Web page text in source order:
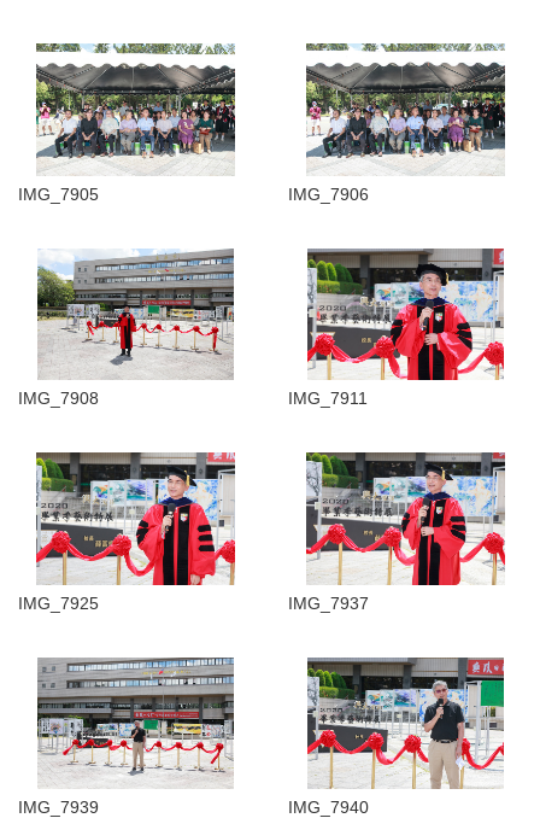
IMG_7905 IMG_7906
IMG_7908 IMG_7911
IMG_7925 IMG_7937
IMG_7939 IMG_7940